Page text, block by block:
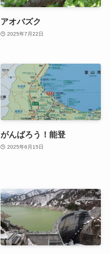
アオバズク
2025年7月22日
がんばろう！能登
2025年6月15日